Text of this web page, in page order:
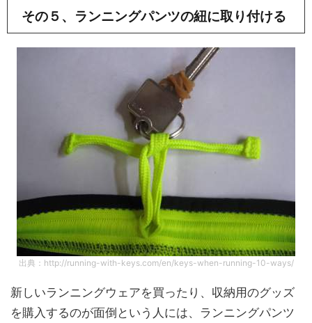
その５、ランニングパンツの紐に取り付ける
出典：http://running-with-keys.com/en/keys-when-running-10-ways/
新しいランニングウェアを買ったり、収納用のグッズ
を購入するのが面倒という人には、ランニングパンツ